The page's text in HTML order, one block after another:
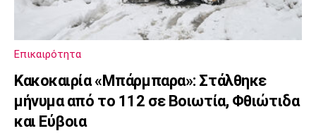
Επικαιρότητα
Κακοκαιρία «Μπάρμπαρα»: Στάλθηκε
μήνυμα από το 112 σε Βοιωτία, Φθιώτιδα
και Εύβοια